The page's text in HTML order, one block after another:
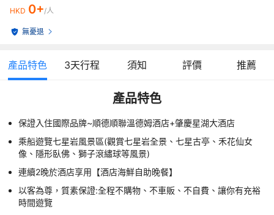
HKD 0+/人
無憂退
產品特色 3天行程 須知 評價 推薦
產品特色
保證入住國際品牌~順德順聯溫德姆酒店+肇慶星湖大酒店
乘船遊覽七星岩風景區(觀賞七星岩全景、七星古亭、禾花仙女
像、隱形臥佛、獅子滾繡球等風景)
連續2晚於酒店享用【酒店海鮮自助晚餐】
以客為尊，質素保證:全程不購物、不車販、不自費、讓你有充裕
時間遊覽